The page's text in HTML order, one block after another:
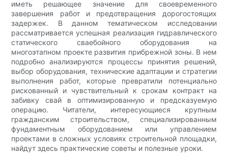
иметь решающее значение для своевременного
завершения работ и предотвращения дорогостоящих
задержек. В данном тематическом исследовании
рассматривается успешная реализация гидравлического
статического сваебойного оборудования на
многоэтапном проекте развития прибрежной зоны. В нем
подробно анализируются процессы принятия решений,
выбор оборудования, технические адаптации и стратегии
выполнения работ, которые превратили потенциально
рискованный и чувствительный к срокам контракт на
забивку свай в оптимизированную и предсказуемую
операцию. Читатели, интересующиеся крупным
гражданским строительством, специализированным
фундаментным оборудованием или управлением
проектами в сложных условиях строительной площадки,
найдут здесь практические советы и полезные уроки.